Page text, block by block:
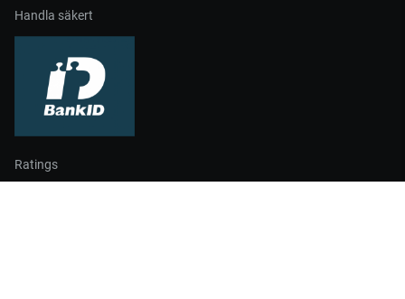
Handla säkert
Ratings